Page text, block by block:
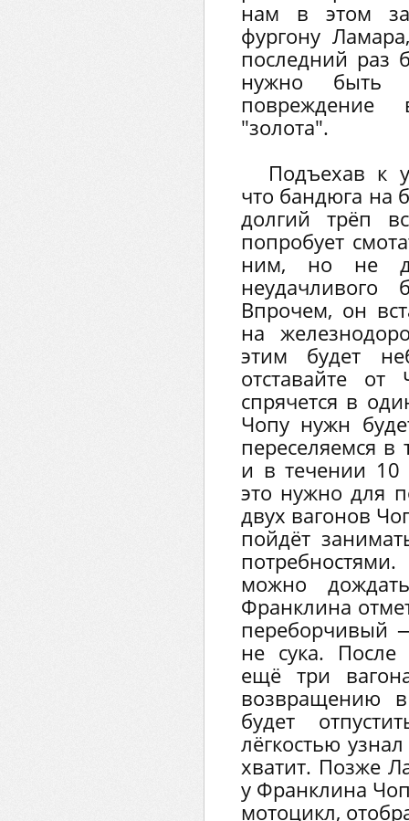
нам в этом
фургону
последний раз
нужно быть
повреждение
"золота".
Подъехав к
что бандюга на
долгий трёп
попробует
ним, но не
неудачливого
Впрочем, он
на
этим будет
отставайте
спрячется в
Чопу нужн
переселяемся в
и в течении 10
это нужно для
двух вагонов
пойдёт
можно
Франклина
переборчивый
не сука. После
ещё три
возвращению
будет
лёгкостью
хватит. Позже
у Франклина
мотоцикл,